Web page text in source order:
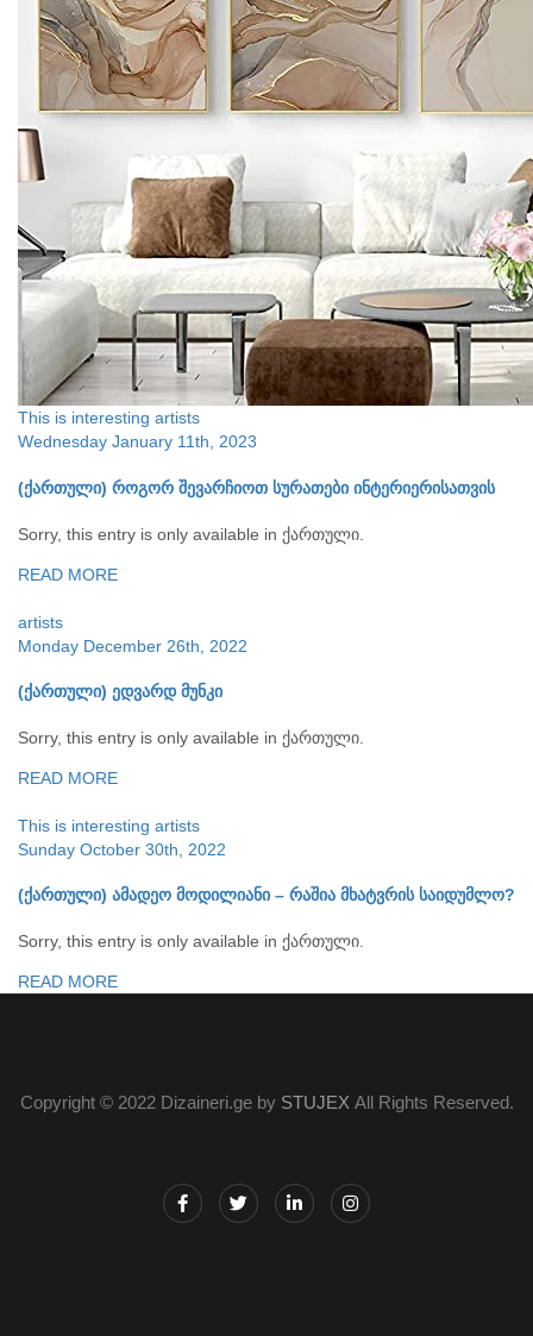
This is interesting artists
Wednesday January 11th, 2023
(ქართული) როგორ შევარჩიოთ სურათები ინტერიერისათვის
Sorry, this entry is only available in ქართული.
READ MORE
artists
Monday December 26th, 2022
(ქართული) ედვარდ მუნკი
Sorry, this entry is only available in ქართული.
READ MORE
This is interesting artists
Sunday October 30th, 2022
(ქართული) ამადეო მოდილიანი – რაშია მხატვრის საიდუმლო?
Sorry, this entry is only available in ქართული.
READ MORE
Copyright © 2022 Dizaineri.ge by STUJEX All Rights Reserved.